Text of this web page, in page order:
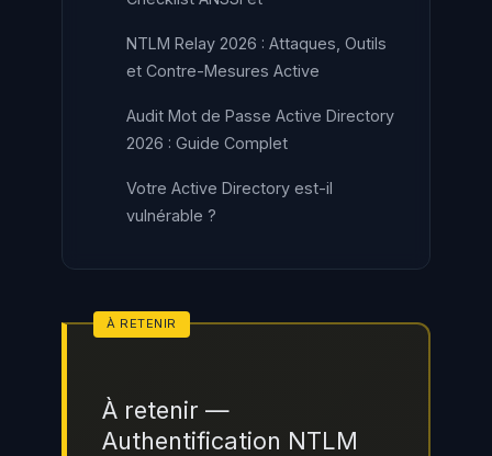
NTLM Relay 2026 : Attaques, Outils
et Contre-Mesures Active
Audit Mot de Passe Active Directory
2026 : Guide Complet
Votre Active Directory est-il
vulnérable ?
À retenir —
Authentification NTLM